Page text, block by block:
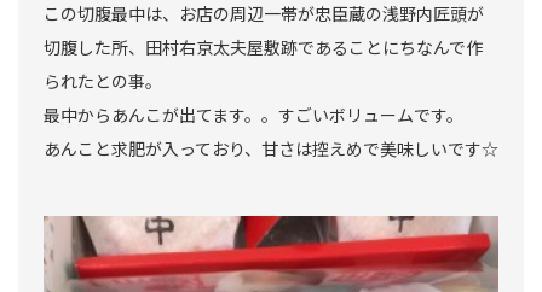
この切腹最中は、お店の周辺一帯が忠臣蔵の浅野内匠頭が
切腹した所、田村右京太夫屋敷跡であることにちなんで作
られたとの事。
最中からあんこが出てます。。すごいボリュームです。
あんこと求肥が入っており、甘さは控えめで美味しいです☆